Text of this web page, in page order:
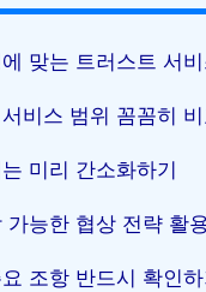
맞는 트러스트 서
비스 범위 꼼꼼히 비
미리 간소화하기
가능한 협상 전략 활
조항 반드시 확인하